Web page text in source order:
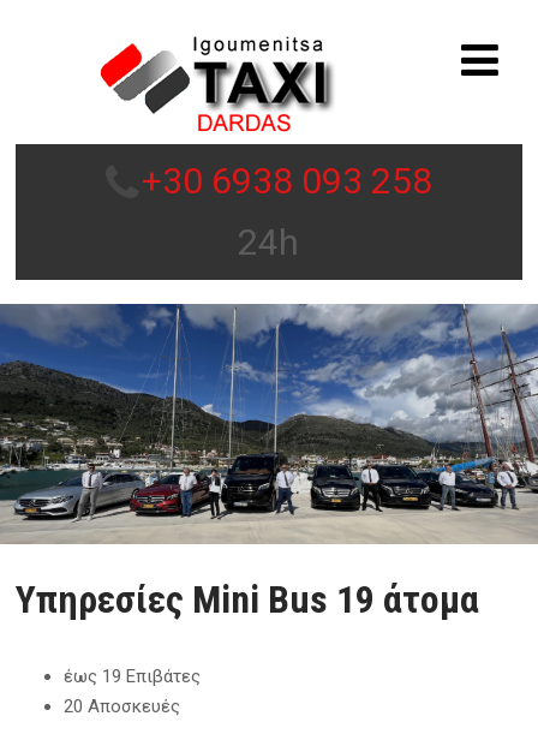
+30 6938 093 258
24h
Υπηρεσίες Mini Bus 19 άτομα
έως 19 Επιβάτες
20 Αποσκευές